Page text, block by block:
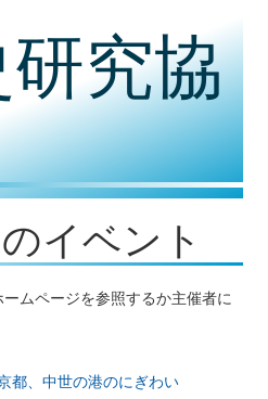
究協
イベント
ムページを参照するか主催者に
都、中世の港のにぎわい